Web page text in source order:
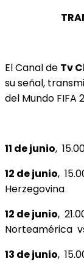
El Canal de Tv
su señal,
del Mundo FIFA
11 de junio,
12 de junio,
Herzegovina
12 de junio,
Norteamérica
13 de junio,